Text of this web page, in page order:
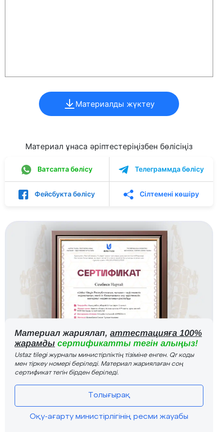
Материалды жүктеу
Материал ұнаса әріптестеріңізбен бөлісіңіз
Ватсапта бөлісу Телеграммда бөлісу
Фейсбукта бөлісу Сілтемені көшіру
Материал жариялап, аттестацияға 100%
жарамды сертификатты тегін алыңыз!
Ustaz tilegi журналы министірліктің тізіміне енген. Qr коды
мен тіркеу номері беріледі. Материал жариялаған соң
сертификат тегін бірден беріледі.
Толығырақ
Оқу-ағарту министірлігінің ресми жауабы